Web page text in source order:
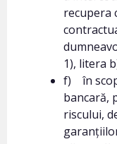
recupera
1), litera
f) în
bancară,
riscului,